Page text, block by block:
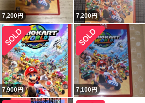
7,200円 7,200円
7,900円 7,100円